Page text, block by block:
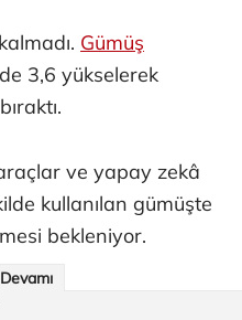
Gümüş
3,6 yükselerek
ve yapay zekâ
kullanılan gümüşte
bekleniyor.